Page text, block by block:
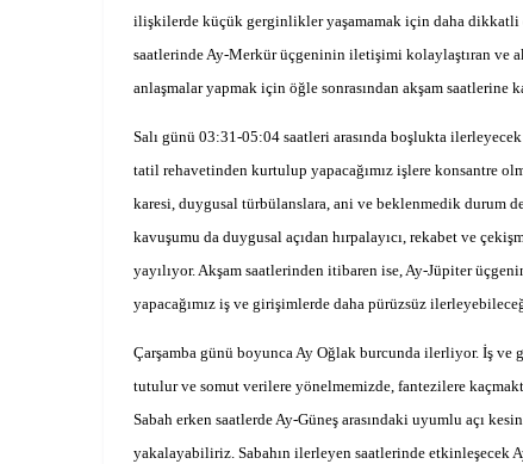
ilişkilerde küçük gerginlikler yaşamamak için daha dikkatli
saatlerinde Ay-Merkür üçgeninin iletişimi kolaylaştıran ve
anlaşmalar yapmak için öğle sonrasından akşam
Salı günü 03:31-05:04 saatleri arasında boşlukta
tatil rehavetinden kurtulup yapacağımız işlere konsantre
karesi, duygusal türbülanslara, ani ve beklenmedik durum
kavuşumu da duygusal açıdan hırpalayıcı, rekabet ve
yayılıyor. Akşam saatlerinden itibaren ise, Ay-Jüpiter
yapacağımız iş ve girişimlerde daha pürüzsüz
Çarşamba günü boyunca Ay Oğlak burcunda ilerliyor. İş
tutulur ve somut verilere yönelmemizde, fantezilere
Sabah erken saatlerde Ay-Güneş arasındaki uyumlu açı
yakalayabiliriz. Sabahın ilerleyen saatlerinde etkinleşecek